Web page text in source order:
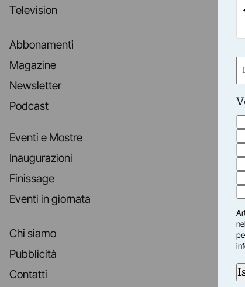
Television
Abbonamenti
Magazine
Newsletter
Podcast
Eventi e Mostre
Inaugurazioni
Finissage
Eventi in giornata
Chi siamo
Pubblicità
Contatti